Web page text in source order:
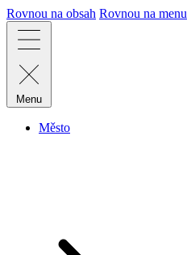
Rovnou na obsah Rovnou na menu
Menu
Město